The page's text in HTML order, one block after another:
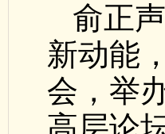
俞正
新动能
会，举